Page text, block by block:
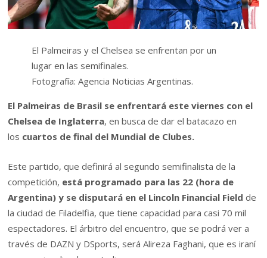
El Palmeiras y el Chelsea se enfrentan por un
lugar en las semifinales.
Fotografía: Agencia Noticias Argentinas.
El Palmeiras de Brasil se enfrentará este viernes con el
Chelsea de Inglaterra, en busca de dar el batacazo en
los cuartos de final del Mundial de Clubes.
Este partido, que definirá al segundo semifinalista de la
competición, está programado para las 22 (hora de
Argentina) y se disputará en el Lincoln Financial Field de
la ciudad de Filadelfia, que tiene capacidad para casi 70 mil
espectadores. El árbitro del encuentro, que se podrá ver a
través de DAZN y DSports, será Alireza Faghani, que es iraní